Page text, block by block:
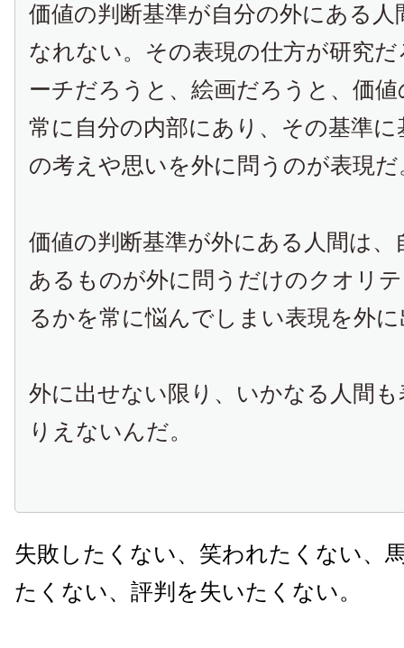
価値の判断基準が自分の外にある人
なれない。その表現の仕方が研究
ーチだろうと、絵画だろうと、価
常に自分の内部にあり、その基準
の考えや思いを外に問うのが表現だ
価値の判断基準が外にある人間は、
あるものが外に問うだけのクオリ
るかを常に悩んでしまい表現を外
外に出せない限り、いかなる人間
りえないんだ。
失敗したくない、笑われたくない、
たくない、評判を失いたくない。